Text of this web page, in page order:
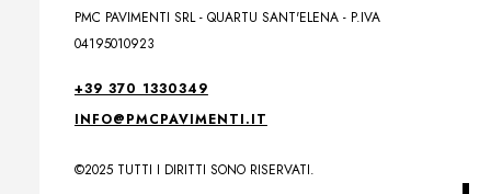
PMC PAVIMENTI SRL - QUARTU SANT'ELENA - P.IVA
04195010923
+39 370 1330349
INFO@PMCPAVIMENTI.IT
©2025 TUTTI I DIRITTI SONO RISERVATI.